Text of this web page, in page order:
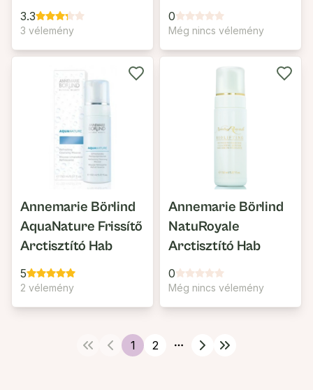
Cleanser
3.3
3 vélemény
Cleanser
0
Még nincs vélemény
Annemarie Börlind
AquaNature Frissítő
Arctisztító Hab
5
2 vélemény
Annemarie Börlind
NatuRoyale
Arctisztító Hab
0
Még nincs vélemény
1 2
More pages